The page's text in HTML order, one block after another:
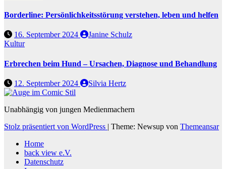
Borderline: Persönlichkeitsstörung verstehen, leben und helfen
16. September 2024
Janine Schulz
Kultur
Erbrechen beim Hund – Ursachen, Diagnose und Behandlung
12. September 2024 Silvia Hertz
Unabhängig von jungen Medienmachern
Stolz präsentiert von WordPress | Theme: Newsup von Themeansar
Home
back view e.V.
Datenschutz